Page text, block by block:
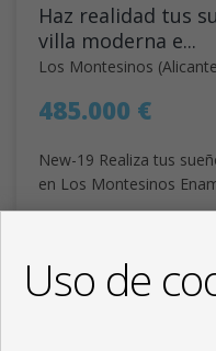
Haz realidad tus
villa moderna e...
Los Montesinos
485.000 €
New-19 Realiza tus
en Los Montesinos
Uso de